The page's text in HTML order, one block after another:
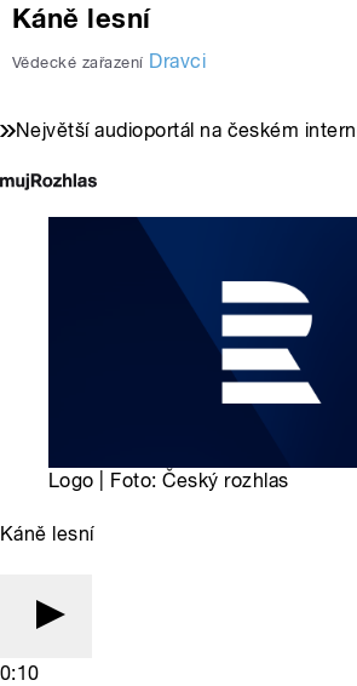
Káně lesní
Vědecké zařazení Dravci
Největší audioportál na českém
Logo | Foto: Český rozhlas
Káně lesní
0:10